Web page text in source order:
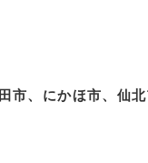
、にかほ市、仙北